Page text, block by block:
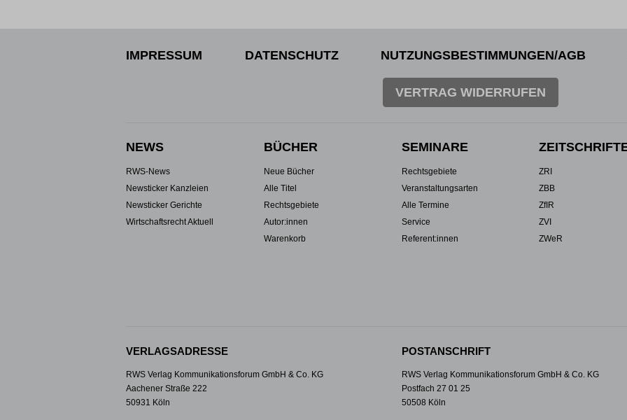
IMPRESSUM DATENSCHUTZ NUTZUNGSBESTIMMUNGEN/AGB
VERTRAG WIDERRUFEN
NEWS
RWS-News
Newsticker Kanzleien
Newsticker Gerichte
Wirtschaftsrecht Aktuell
BÜCHER
Neue Bücher
Alle Titel
Rechtsgebiete
Autor:innen
Warenkorb
SEMINARE
Rechtsgebiete
Veranstaltungsarten
Alle Termine
Service
Referent:innen
ZRI
ZBB
ZfIR
ZVI
ZWeR
VERLAGSADRESSE
RWS Verlag Kommunikationsforum GmbH & Co. KG
Aachener Straße 222
50931 Köln
POSTANSCHRIFT
RWS Verlag Kommunikationsforum GmbH & Co. KG
Postfach 27 01 25
50508 Köln